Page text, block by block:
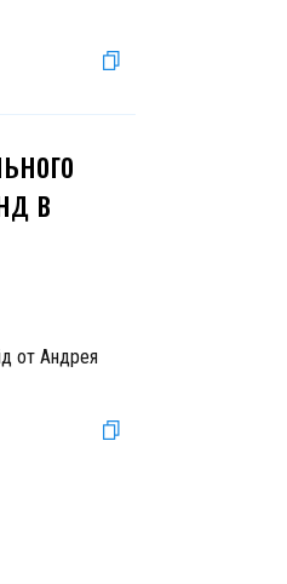
в
от Андрея